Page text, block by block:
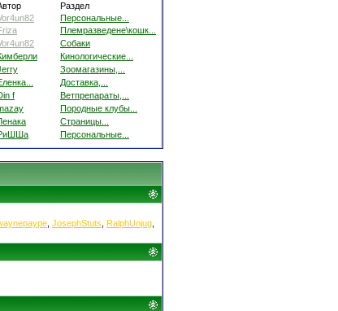
Раздел
Персональные...
Племразведене\кошк...
Собаки
Кинологические...
Зоомагазины,...
Доставка,...
f
Ветпрепараты,...
Породные клубы...
Страницы...
Персональные...
JosephStuts RalphUnjug